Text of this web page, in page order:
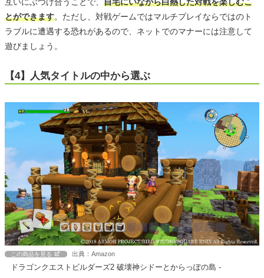
互いにぶつけ合うことで、 自宅にいながら白熱した対戦を楽しむこ
とができます。ただし、対戦ゲームではマルチプレイならではのト
ラブルに遭遇する恐れがあるので、ネットでのマナーには注意して
遊びましょう。
【4】人気タイトルの中から選ぶ
この商品を見る 出典：Amazon
ドラゴンクエストビルダーズ2 破壊神シドーとからっぽの島 -